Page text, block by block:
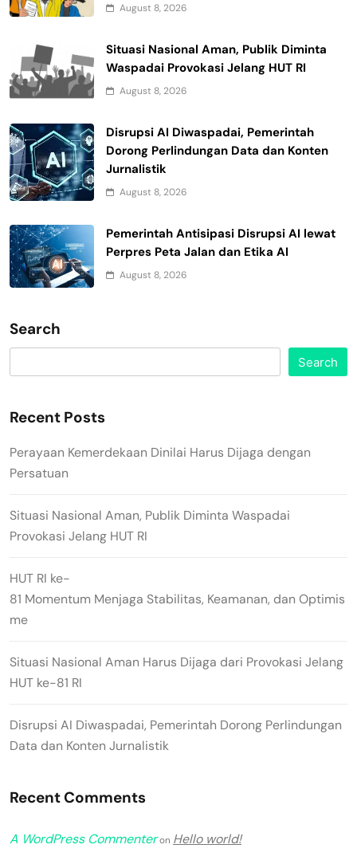
August 8, 2026
Situasi Nasional Aman, Publik Diminta
Waspadai Provokasi Jelang HUT RI
August 8, 2026
Disrupsi AI Diwaspadai, Pemerintah
Dorong Perlindungan Data dan Konten
Jurnalistik
August 8, 2026
Pemerintah Antisipasi Disrupsi AI lewat
Perpres Peta Jalan dan Etika AI
August 8, 2026
Search
Search
Recent Posts
Perayaan Kemerdekaan Dinilai Harus Dijaga dengan
Persatuan
Situasi Nasional Aman, Publik Diminta Waspadai
Provokasi Jelang HUT RI
HUT RI ke-
81 Momentum Menjaga Stabilitas, Keamanan, dan Optimis
me
Situasi Nasional Aman Harus Dijaga dari Provokasi Jelang
HUT ke-81 RI
Disrupsi AI Diwaspadai, Pemerintah Dorong Perlindungan
Data dan Konten Jurnalistik
Recent Comments
A WordPress Commenteron Hello world!